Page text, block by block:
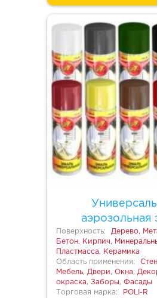
аэрозольная
Поверхность:
Дерево,
Бетон, Кирпич,
Пластмасса, Керамика
Область применения:
Мебель, Двери, Окна,
окраска, Заборы, Фасады
Торговая марка:
POLI-R